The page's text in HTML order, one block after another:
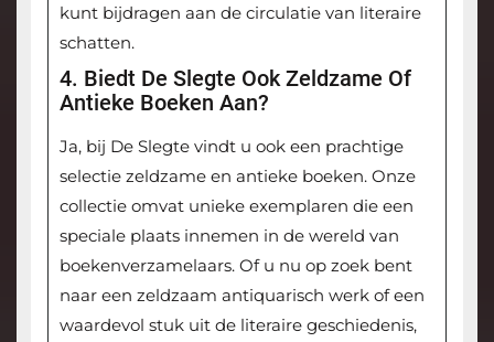
kunt bijdragen aan de circulatie van literaire
schatten.
4. Biedt De Slegte Ook Zeldzame Of
Antieke Boeken Aan?
Ja, bij De Slegte vindt u ook een prachtige
selectie zeldzame en antieke boeken. Onze
collectie omvat unieke exemplaren die een
speciale plaats innemen in de wereld van
boekenverzamelaars. Of u nu op zoek bent
naar een zeldzaam antiquarisch werk of een
waardevol stuk uit de literaire geschiedenis,